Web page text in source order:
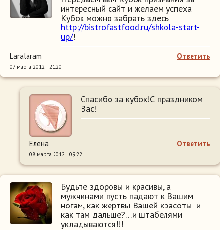
интересный сайт и желаем успеха!
Кубок можно забрать здесь
http://bistrofastfood.ru/shkola-start-
up/!
Ответить
Laralaram
07 марта 2012 | 21:20
Спасибо за кубок!С праздником
Вас!
Ответить
Елена
08 марта 2012 | 09:22
Будьте здоровы и красивы, а
мужчинами пусть падают к Вашим
ногам, как жертвы Вашей красоты! и
как там дальше?…и штабелями
укладываются!!!